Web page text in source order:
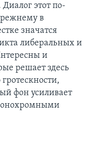
этот по-
в
значатся
либеральных и
и
решает здесь
фон усиливает